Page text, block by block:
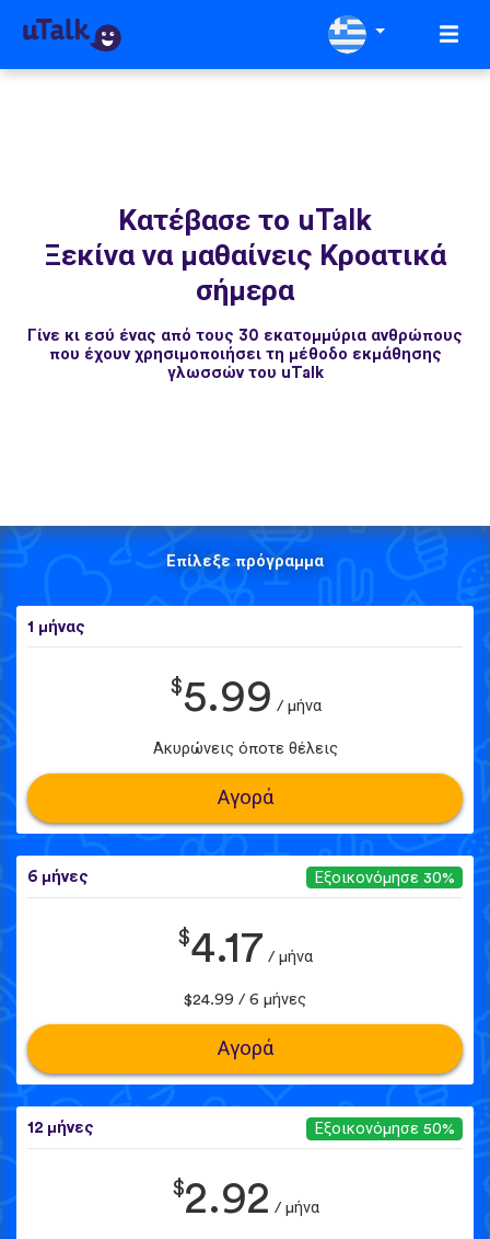
Κατέβασε το uTalk
Ξεκίνα να μαθαίνεις Κροατικά
σήμερα
Γίνε κι εσύ ένας από τους 30 εκατομμύρια ανθρώπους
που έχουν χρησιμοποιήσει τη μέθοδο εκμάθησης
γλωσσών του uTalk
Επίλεξε πρόγραμμα
1 μήνας
$5.99 / μήνα
Ακυρώνεις όποτε θέλεις
Αγορά
6 μήνες Εξοικονόμησε 30%
$4.17 / μήνα
$24.99 / 6 μήνες
Αγορά
12 μήνες Εξοικονόμησε 50%
$2.92 / μήνα